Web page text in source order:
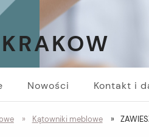
Nowości Kontakt i
» Kątowniki meblowe »